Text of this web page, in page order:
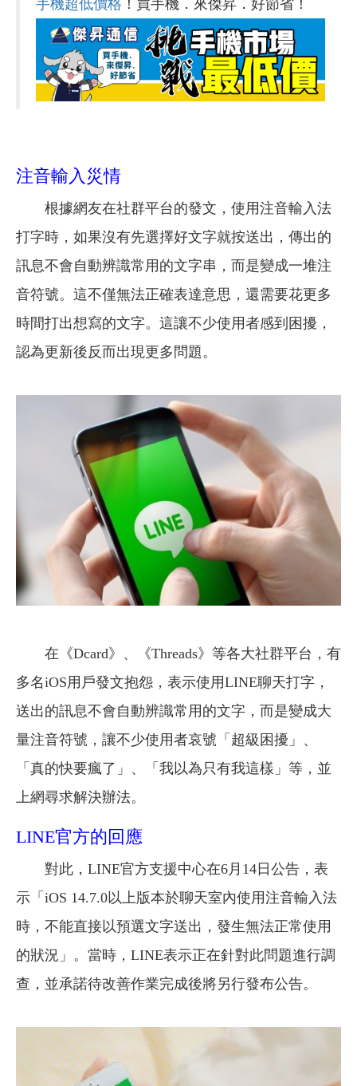
手機超低價格 ！買手機．來傑昇．好節省！
注音輸入災情
根據網友在社群平台的發文，使用注音輸入法
打字時，如果沒有先選擇好文字就按送出，傳出的
訊息不會自動辨識常用的文字串，而是變成一堆注
音符號。這不僅無法正確表達意思，還需要花更多
時間打出想寫的文字。這讓不少使用者感到困擾，
認為更新後反而出現更多問題。
在《Dcard》、《Threads》等各大社群平台，有
多名iOS用戶發文抱怨，表示使用LINE聊天打字，
送出的訊息不會自動辨識常用的文字，而是變成大
量注音符號，讓不少使用者哀號「超級困擾」、
「真的快要瘋了」、「我以為只有我這樣」等，並
上網尋求解決辦法。
LINE官方的回應
對此，LINE官方支援中心在6月14日公告，表
示「iOS 14.7.0以上版本於聊天室內使用注音輸入法
時，不能直接以預選文字送出，發生無法正常使用
的狀況」。當時，LINE表示正在針對此問題進行調
查，並承諾待改善作業完成後將另行發布公告。